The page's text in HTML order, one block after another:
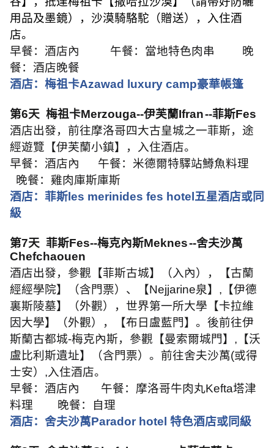
用品及墨鏡），沙漠騎駱駝（贈送），入住酒
店。
早餐：酒店內
午餐：當地特色肉串
晚
餐：酒店晚餐
酒店：梅祖卡Azawad luxury camp豪華帳篷
第6天 梅祖卡Merzouga--伊芙蘭Ifran--菲斯Fes
酒店出發，前往摩洛哥四大古皇城之一菲斯，途
經遊覽【伊芙蘭小鎮】，入住酒店。
早餐：酒店內
午餐：米德爾特驛站鱒魚料理
晚餐：雞肉庫斯庫斯
酒店：菲斯 les merinides fes hotel 五星酒店或同
級
第7天 菲斯Fes--梅克內斯Meknes--舍夫沙萬
Chefchaouen
酒店出發，參觀【菲斯古城】（入內），【古蘭
經經學院】（含門票）、【Nejjarine泉】 , 【伊德
裏斯陵墓】（外觀），世界第一所大學【卡拉維
因大學】（外觀），【布日盧藍門】。後前往伊
斯蘭古都城-梅克內斯，參觀【曼索爾城門】 , 【沃
盧比利斯遺址】（含門票）。前往舍夫沙萬(或得
士安） ,入住酒店。
早餐：酒店內
午餐：摩洛哥牛肉丸Kefta塔津
料理
晚餐：自理
酒店：舍夫沙萬Parador hotel 特色酒店或同級